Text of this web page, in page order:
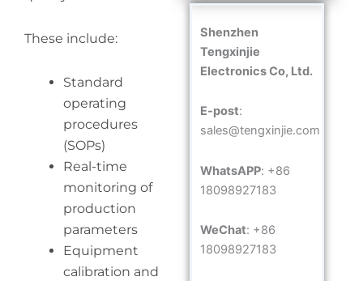
These include:
Standard
operating
procedures
(SOPs)
Real-time
monitoring of
production
parameters
Equipment
calibration and
Shenzhen
Tengxinjie
Electronics Co, Ltd.
E-post:
sales@tengxinjie.com
WhatsAPP: +86
18098927183
WeChat: +86
18098927183